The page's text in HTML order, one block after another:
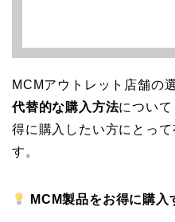
MCMアウトレット店舗の
代替的な購入方法につい
得に購入したい方にとっ
す。
MCM製品をお得に購入